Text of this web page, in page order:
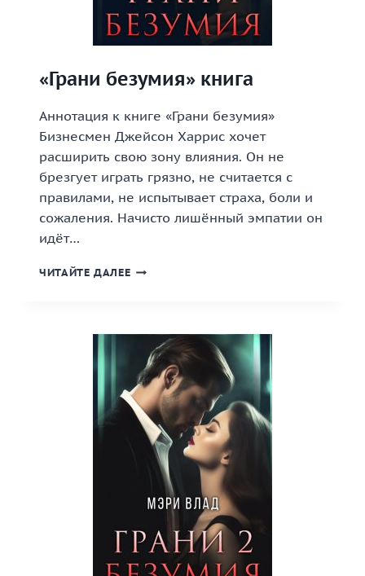
«Грани безумия» книга
Аннотация к книге «Грани безумия»
Бизнесмен Джейсон Харрис хочет
расширить свою зону влияния. Он не
брезгует играть грязно, не считается с
правилами, не испытывает страха, боли и
сожаления. Начисто лишённый эмпатии он
идёт…
ЧИТАЙТЕ ДАЛЕЕ «ГРАНИ